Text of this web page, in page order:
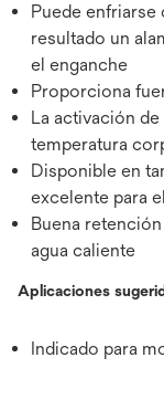
Puede
resultado un
el enganche
Proporciona
La activación
temperatura
Disponible en
excelente para
Buena
agua caliente
Aplicaciones
Indicado para